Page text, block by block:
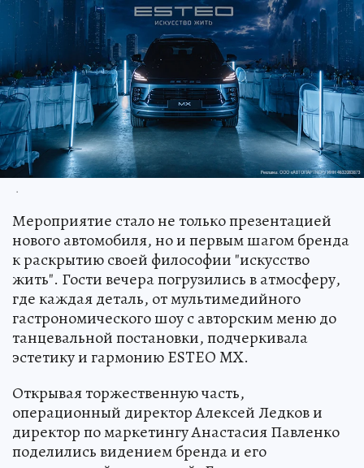
.
Мероприятие стало не только презентацией
нового автомобиля, но и первым шагом бренда
к раскрытию своей философии "искусство
жить". Гости вечера погрузились в атмосферу,
где каждая деталь, от мультимедийного
гастрономического шоу с авторским меню до
танцевальной постановки, подчеркивала
эстетику и гармонию ESTEO MX.
Открывая торжественную часть,
операционный директор Алексей Ледков и
директор по маркетингу Анастасия Павленко
поделились видением бренда и его